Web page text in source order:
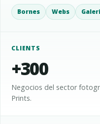
Bornes Webs
CLIENTS
+300
Negocios del sector
Prints.